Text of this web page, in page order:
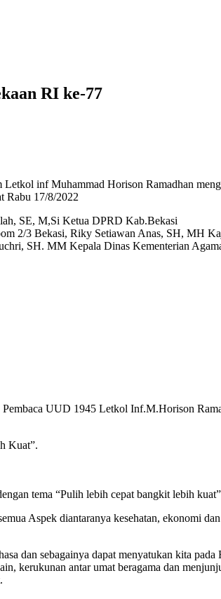
RI ke-77
inf Muhammad Horison Ramadhan
Rabu 17/8/2022
SE, M,Si Ketua DPRD Kab.Bekasi
2/3 Bekasi, Riky Setiawan Anas, SH, MH
SH. MM Kepala Dinas Kementerian
UUD 1945 Letkol Inf.M.Horison
Kuat”.
tema “Pulih lebih cepat bangkit lebih
Aspek diantaranya kesehatan, ekonomi
dan sebagainya dapat menyatukan kita
kerukunan antar umat beragama dan